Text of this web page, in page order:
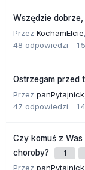
Wszędzie dobrze,
Przez KochamElcie,
48 odpowiedzi 1
Ostrzegam przed
Przez panPytajnick
47 odpowiedzi 1
Czy komuś z Was
choroby?
1
Przez panPytajnick